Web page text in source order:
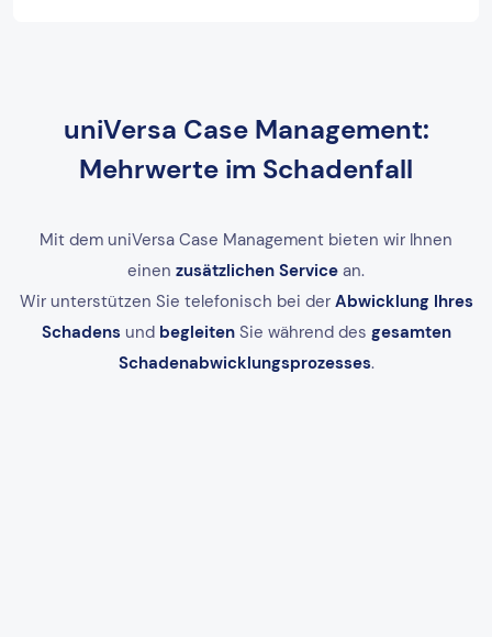
uniVersa Case Management:
Mehrwerte im Schadenfall
Mit dem uniVersa Case Management bieten wir Ihnen
einen zusätzlichen Service an.
Wir unterstützen Sie telefonisch bei der Abwicklung Ihres
Schadensund begleitenSie während des gesamten
Schadenabwicklungsprozesses.